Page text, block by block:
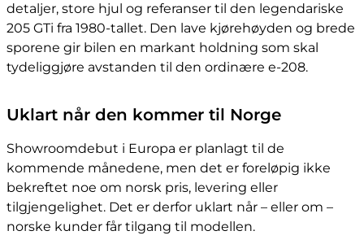
detaljer, store hjul og referanser til den legendariske
205 GTi fra 1980-tallet. Den lave kjørehøyden og brede
sporene gir bilen en markant holdning som skal
tydeliggjøre avstanden til den ordinære e-208.
Uklart når den kommer til Norge
Showroomdebut i Europa er planlagt til de
kommende månedene, men det er foreløpig ikke
bekreftet noe om norsk pris, levering eller
tilgjengelighet. Det er derfor uklart når – eller om –
norske kunder får tilgang til modellen.